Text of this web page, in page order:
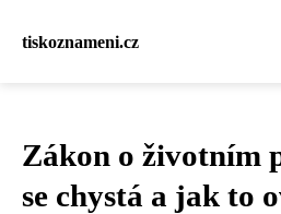
tiskoznameni.cz
Zákon o životním
se chystá a jak to